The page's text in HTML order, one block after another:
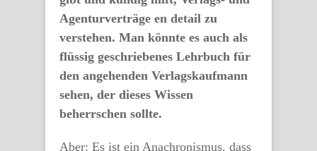
Agenturverträge en detail zu
verstehen. Man könnte es auch als
flüssig geschriebenes Lehrbuch für
den angehenden Verlagskaufmann
sehen, der dieses Wissen
beherrschen sollte.
Aber: Es ist ein Anachronismus, dass